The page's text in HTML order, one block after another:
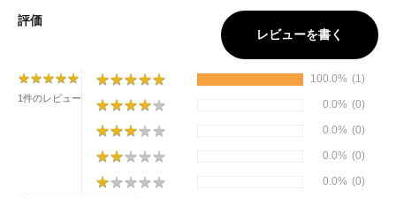
評価
レビューを書く
★★★★★
★★★★★
1件のレビュー
★★★★★
★★★★★ 100.0% (1)
★★★★★
★★★★★ 0.0% (0)
★★★★★
★★★★★ 0.0% (0)
★★★★★
★★★★★ 0.0% (0)
★★★★★
★★★★★ 0.0% (0)